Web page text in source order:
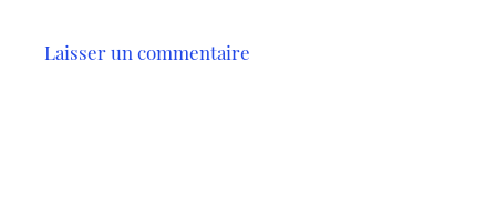
Laisser un commentaire